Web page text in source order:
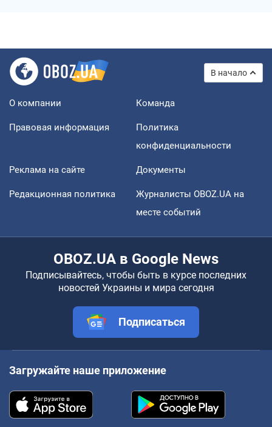
В начало
О компании Команда
Правовая информация
Политика
конфиденциальности
Реклама на сайте Документы
Редакционная политика
Журналисты OBOZ.UA на
месте событий
OBOZ.UA в Google News
Подписывайтесь, чтобы быть в курсе последних
новостей Украины и мира сегодня
Подписаться
Загружайте наше приложение